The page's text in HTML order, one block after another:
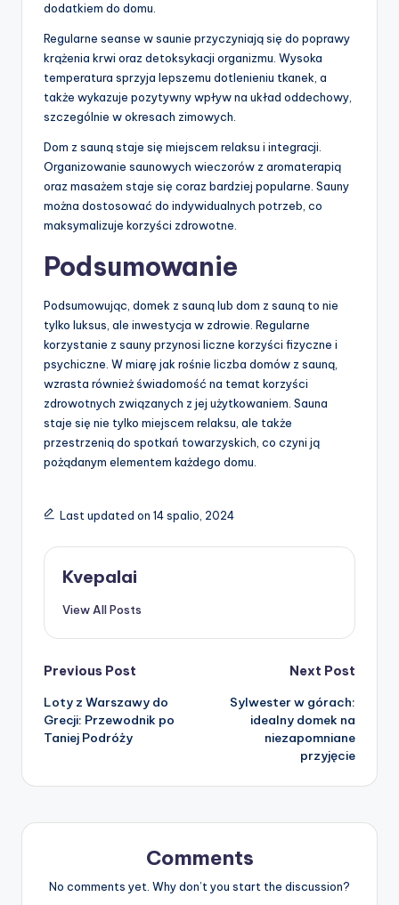
dodatkiem do domu.
Regularne seanse w saunie przyczyniają się do poprawy
krążenia krwi oraz detoksykacji organizmu. Wysoka
temperatura sprzyja lepszemu dotlenieniu tkanek, a
także wykazuje pozytywny wpływ na układ oddechowy,
szczególnie w okresach zimowych.
Dom z sauną staje się miejscem relaksu i integracji.
Organizowanie saunowych wieczorów z aromaterapią
oraz masażem staje się coraz bardziej popularne. Sauny
można dostosować do indywidualnych potrzeb, co
maksymalizuje korzyści zdrowotne.
Podsumowanie
Podsumowując, domek z sauną lub dom z sauną to nie
tylko luksus, ale inwestycja w zdrowie. Regularne
korzystanie z sauny przynosi liczne korzyści fizyczne i
psychiczne. W miarę jak rośnie liczba domów z sauną,
wzrasta również świadomość na temat korzyści
zdrowotnych związanych z jej użytkowaniem. Sauna
staje się nie tylko miejscem relaksu, ale także
przestrzenią do spotkań towarzyskich, co czyni ją
pożądanym elementem każdego domu.
Last updated on 14 spalio, 2024
Kvepalai
View All Posts
Post
navigation
Previous Post
Loty z Warszawy do
Grecji: Przewodnik po
Taniej Podróży
Next Post
Sylwester w górach:
idealny domek na
niezapomniane
przyjęcie
Comments
No comments yet. Why don’t you start the discussion?